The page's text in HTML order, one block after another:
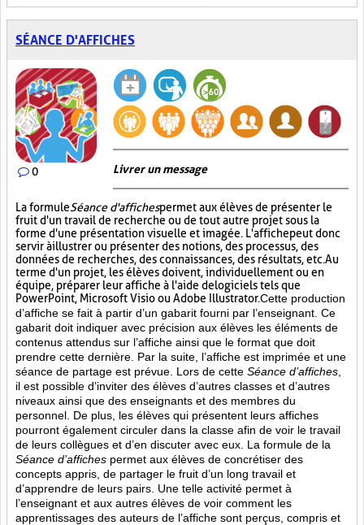
SÉANCE D'AFFICHES
0 Livrer un message
La formuleSéance d'affichespermet aux élèves de présenter le
fruit d'un travail de recherche ou de tout autre projet sous la
forme d'une présentation visuelle et imagée. L'affichepeut donc
servir à illustrer ou présenter des notions, des processus, des
données de recherches, des connaissances, des résultats, etc. Au
terme d'un projet, les élèves doivent, individuellement ou en
équipe, préparer leur affiche à l'aide de logiciels tels que
PowerPoint, Microsoft Visio ou Adobe Illustrator.Cette production
d’affiche se fait à partir d’un gabarit fourni par l’enseignant. Ce
gabarit doit indiquer avec précision aux élèves les éléments de
contenus attendus sur l’affiche ainsi que le format que doit
prendre cette dernière. Par la suite, l’affiche est imprimée et une
séance de partage est prévue. Lors de cette Séance d’affiches
il est possible d’inviter des élèves d’autres classes et d’autres
niveaux ainsi que des enseignants et des membres du
personnel. De plus, les élèves qui présentent leurs affiches
pourront également circuler dans la classe afin de voir le travail
de leurs collègues et d’en discuter avec eux. La formule de la
Séance d’affiches permet aux élèves de concrétiser des
concepts appris, de partager le fruit d’un long travail et
d’apprendre de leurs pairs. Une telle activité permet à
l’enseignant et aux autres élèves de voir comment les
apprentissages des auteurs de l’affiche sont perçus, compris et